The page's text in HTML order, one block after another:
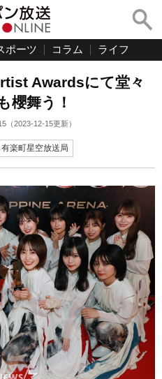
ポーツ コラム ライフ
Awardsにて堂々
櫻舞う！
（2023-12-15更新）
楽町星空放送局